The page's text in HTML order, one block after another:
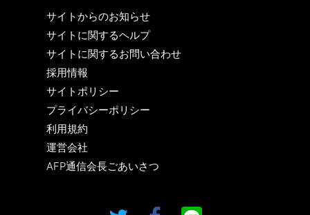
サイトからのお知らせ
サイトに関するヘルプ
サイトに関するお問い合わせ
採用情報
サイトポリシー
プライバシーポリシー
利用規約
運営会社
AFP通信会長ごあいさつ